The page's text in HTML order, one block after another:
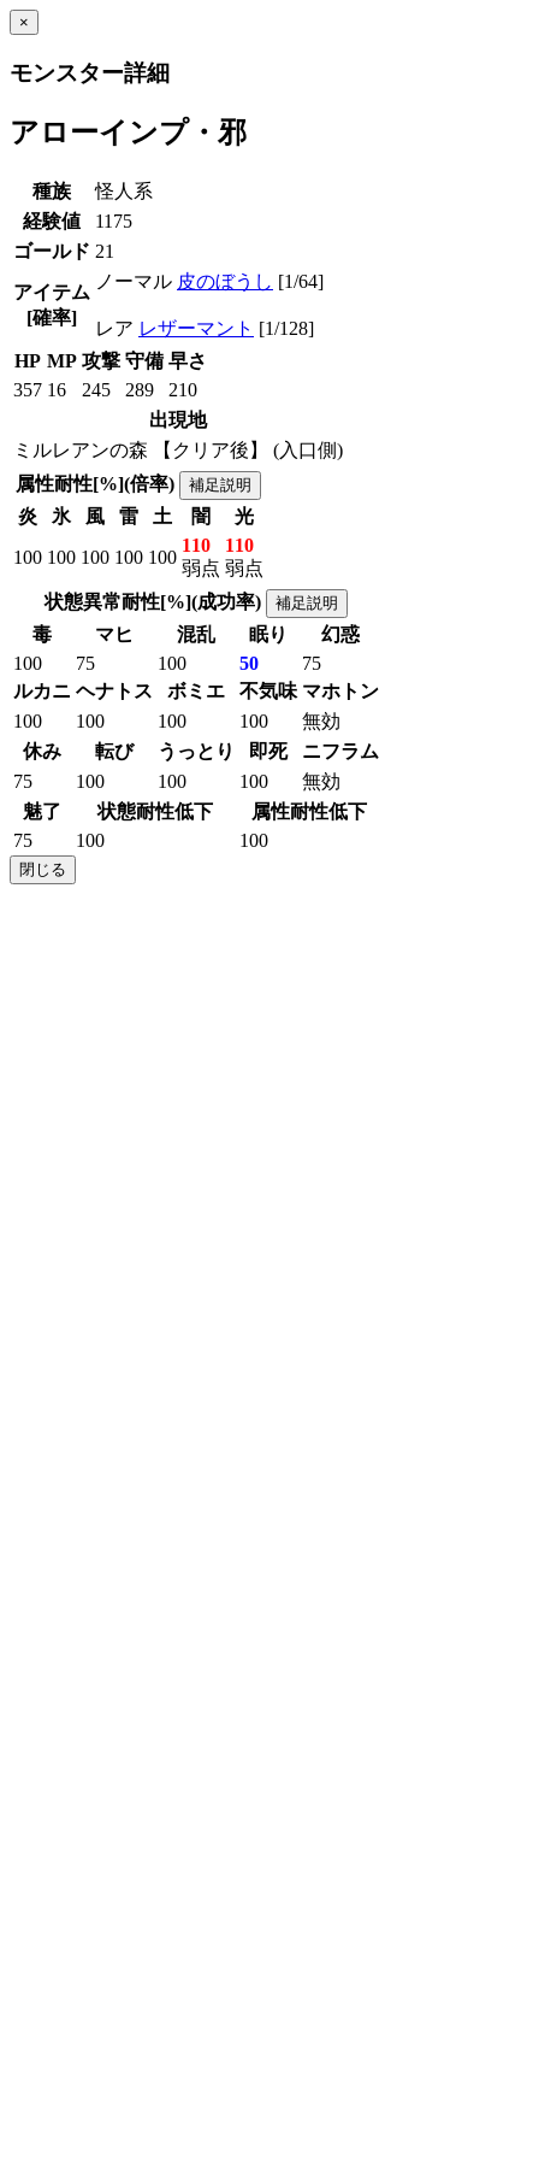
×
モンスター詳細
アローインプ・邪
種族
怪人系
経験値
1175
ゴールド 21
アイテム
[確率]
ノーマル 皮のぼうし [1/64]
レア レザーマント [1/128]
HP MP 攻撃 守備 早さ
357 16 245 289
210
出現地
ミルレアンの森 【クリア後】 (入口側)
属性耐性[%](倍率)
補足説明
炎 氷 風 雷 土 闇
光
100 100 100 100 100
110
弱点
110
弱点
状態異常耐性[%](成功率)
補足説明
毒 マヒ 混乱 眠り
幻惑
100
75 100 50
75
ルカニ ヘナトス ボミエ 不気味 マホトン
100
100 100 100
無効
休み
転び うっとり 即死
ニフラム
75
100 100 100
無効
魅了
状態耐性低下
属性耐性低下
75
100 100
閉じる